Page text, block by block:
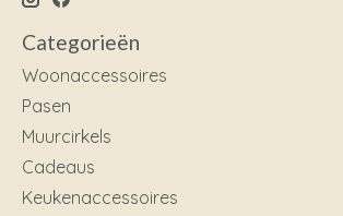
Categorieën
Woonaccessoires
Pasen
Muurcirkels
Cadeaus
Keukenaccessoires